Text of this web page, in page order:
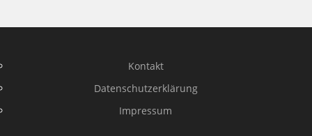
Kontakt
Datenschutzerklärung
Impressum